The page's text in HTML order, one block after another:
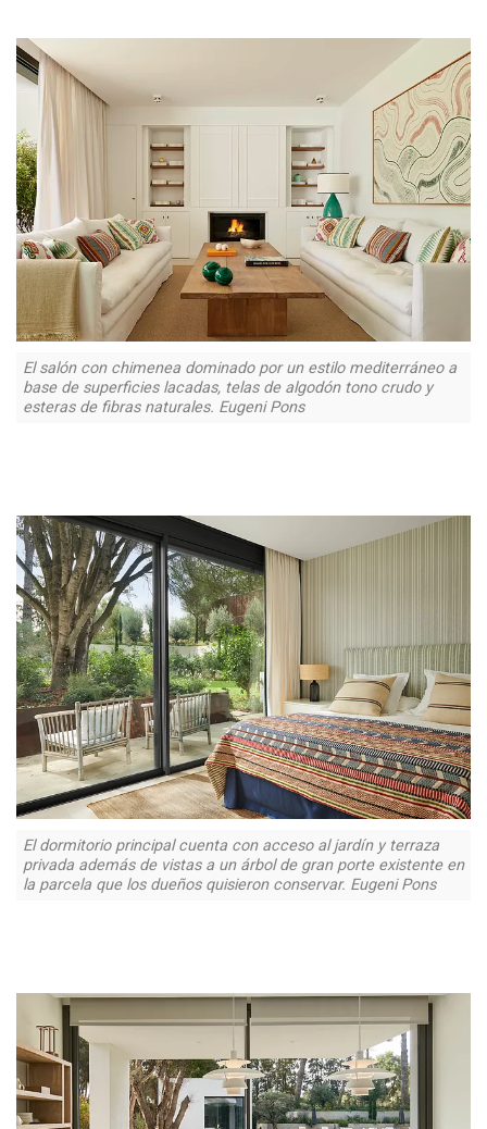
El salón con chimenea dominado por un estilo mediterráneo a
base de superficies lacadas, telas de algodón tono crudo y
esteras de fibras naturales. Eugeni Pons
El dormitorio principal cuenta con acceso al jardín y terraza
privada además de vistas a un árbol de gran porte existente en
la parcela que los dueños quisieron conservar. Eugeni Pons